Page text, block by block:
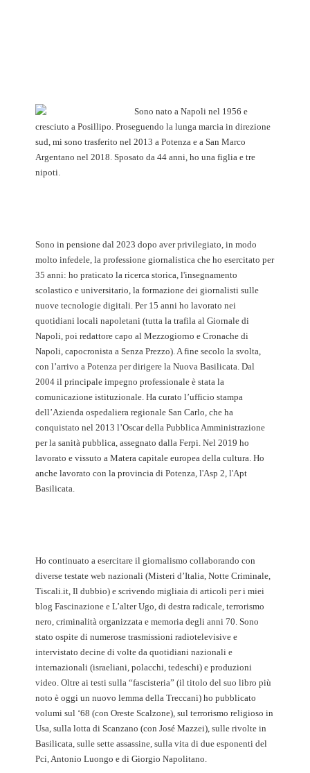
Sono nato a Napoli nel 1956 e
cresciuto a Posillipo. Proseguendo la lunga marcia in direzione
sud, mi sono trasferito nel 2013 a Potenza e a San Marco
Argentano nel 2018. Sposato da 44 anni, ho una figlia e tre
nipoti.
Sono in pensione dal 2023 dopo aver privilegiato, in modo
molto infedele, la professione giornalistica che ho esercitato per
35 anni: ho praticato la ricerca storica, l'insegnamento
scolastico e universitario, la formazione dei giornalisti sulle
nuove tecnologie digitali. Per 15 anni ho lavorato nei
quotidiani locali napoletani (tutta la trafila al Giornale di
Napoli, poi redattore capo al Mezzogiorno e Cronache di
Napoli, capocronista a Senza Prezzo). A fine secolo la svolta,
con l’arrivo a Potenza per dirigere la Nuova Basilicata. Dal
2004 il principale impegno professionale è stata la
comunicazione istituzionale. Ha curato l’ufficio stampa
dell’Azienda ospedaliera regionale San Carlo, che ha
conquistato nel 2013 l’Oscar della Pubblica Amministrazione
per la sanità pubblica, assegnato dalla Ferpi. Nel 2019 ho
lavorato e vissuto a Matera capitale europea della cultura. Ho
anche lavorato con la provincia di Potenza, l'Asp 2, l'Apt
Basilicata.
Ho continuato a esercitare il giornalismo collaborando con
diverse testate web nazionali (Misteri d’Italia, Notte Criminale,
Tiscali.it, Il dubbio) e scrivendo migliaia di articoli per i miei
blog Fascinazione e L’alter Ugo, di destra radicale, terrorismo
nero, criminalità organizzata e memoria degli anni 70. Sono
stato ospite di numerose trasmissioni radiotelevisive e
intervistato decine di volte da quotidiani nazionali e
internazionali (israeliani, polacchi, tedeschi) e produzioni
video. Oltre ai testi sulla “fascisteria” (il titolo del suo libro più
noto è oggi un nuovo lemma della Treccani) ho pubblicato
volumi sul ‘68 (con Oreste Scalzone), sul terrorismo religioso in
Usa, sulla lotta di Scanzano (con José Mazzei), sulle rivolte in
Basilicata, sulle sette assassine, sulla vita di due esponenti del
Pci, Antonio Luongo e di Giorgio Napolitano.